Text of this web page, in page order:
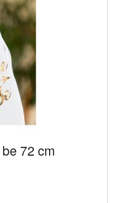
72 cm